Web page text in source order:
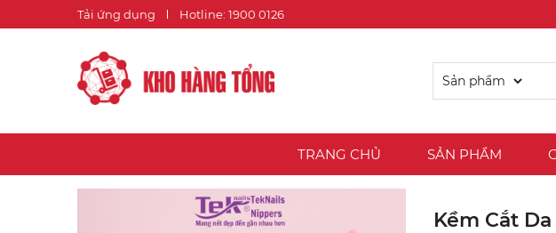
Tải ứng dụng Hotline: 1900 0126
TRANG CHỦ SẢN PHẨM
Kềm Cắt Da